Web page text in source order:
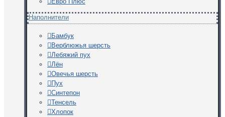
Наполнители
Бамбук
Верблюжья шерсть
Лебяжий пух
Лён
Овечья шерсть
Пух
Синтепон
Тенсель
Хлопок